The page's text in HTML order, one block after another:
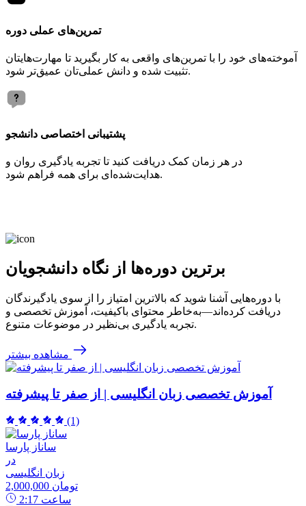
تمرین‌های عملی دوره
آموخته‌های خود را با تمرین‌های واقعی به کار بگیرید تا مهارت‌هایتان
تثبیت شده و دانش عملی‌تان عمیق‌تر شود.
پشتیبانی اختصاصی دانشجو
در هر زمان کمک دریافت کنید تا تجربه یادگیری روان و
هدایت‌شده‌ای برای همه فراهم شود.
برترین دوره‌ها از نگاه دانشجویان
با دوره‌هایی آشنا شوید که بالاترین امتیاز را از سوی یادگیرندگان
دریافت کرده‌اند—به‌خاطر محتوای باکیفیت، آموزش تخصصی و
تجربه یادگیری بی‌نظیر در موضوعات متنوع.
مشاهده بیشتر
آموزش تخصصی زبان انگلیسی | از صفر تا پیشرفته
(1)
ساناز پارسا
در
زبان انگلیسی
2,000,000 تومان
2:17 ساعت